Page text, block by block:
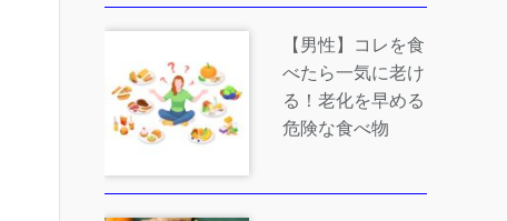
【男性】コレを食
べたら一気に老け
る！老化を早める
危険な食べ物